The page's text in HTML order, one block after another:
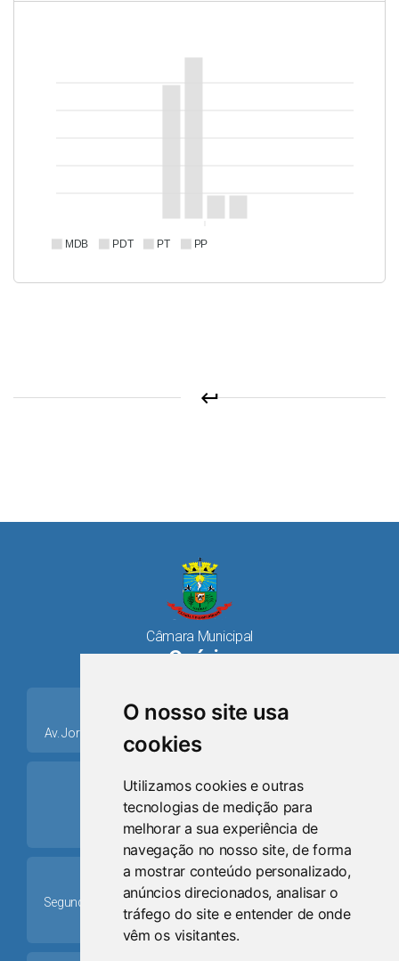
O nosso site usa
cookies
Utilizamos cookies e outras
tecnologias de medição para
melhorar a sua experiência de
navegação no nosso site, de forma
a mostrar conteúdo personalizado,
anúncios direcionados, analisar o
tráfego do site e entender de onde
vêm os visitantes.
MDB PDT PT PP
keyboard_return
Câmara Municipal
Osório
place
Av. Jorge Dariva, 1211, Centro CEP: 95520.000 - Osório/RS
ring_volume
Telefone
(51) 9 8024-0884
Schedule
Segunda-feira a Sexta-feira: 08h às 12h e das 13h30min às
17h30min